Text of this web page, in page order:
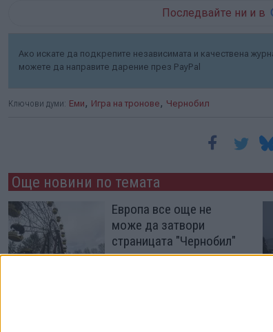
Последвайте ни и в
Ако искате да подкрепите независимата и качествена
можете да направите дарение през PayPal
Ключови думи: Еми , Игра на тронове , Чернобил
Още новини по темата
Европа все още не
може да затвори
страницата "Чернобил"